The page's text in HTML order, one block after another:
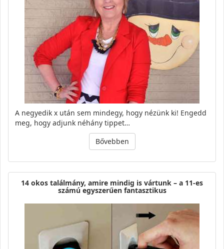
A negyedik x után sem mindegy, hogy nézünk ki! Engedd
meg, hogy adjunk néhány tippet…
Bővebben
14 okos találmány, amire mindig is vártunk – a 11-es
számú egyszerűen fantasztikus